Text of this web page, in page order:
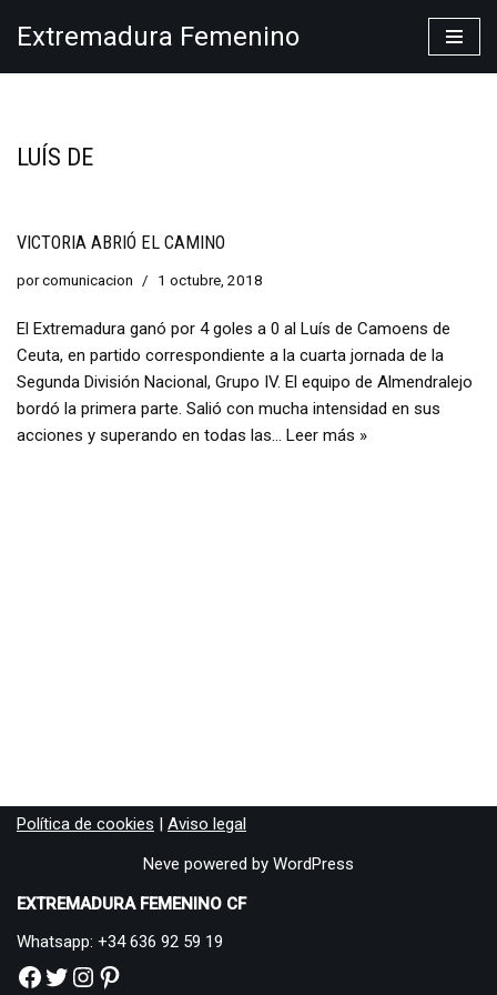
Extremadura Femenino
LUÍS DE
VICTORIA ABRIÓ EL CAMINO
porcomunicacion 1 octubre, 2018
El Extremadura ganó por 4 goles a 0 al Luís de Camoens de
Ceuta, en partido correspondiente a la cuarta jornada de la
Segunda División Nacional, Grupo IV. El equipo de Almendralejo
bordó la primera parte. Salió con mucha intensidad en sus
acciones y superando en todas las… Leer más »
Política de cookies | Aviso legal
Neve powered by WordPress
EXTREMADURA FEMENINO CF
Whatsapp: +34 636 92 59 19